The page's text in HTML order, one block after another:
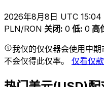
2026年8月8日 UTC
PLN/RON 关闭: 0 低: 0 高
我仅的仅仅器会使用中
不会仅得此仅率。 仅看仅款